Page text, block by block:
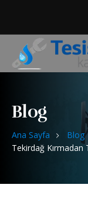
Blog
Ana Sayfa
Blog
Tekirdağ Kırmadan